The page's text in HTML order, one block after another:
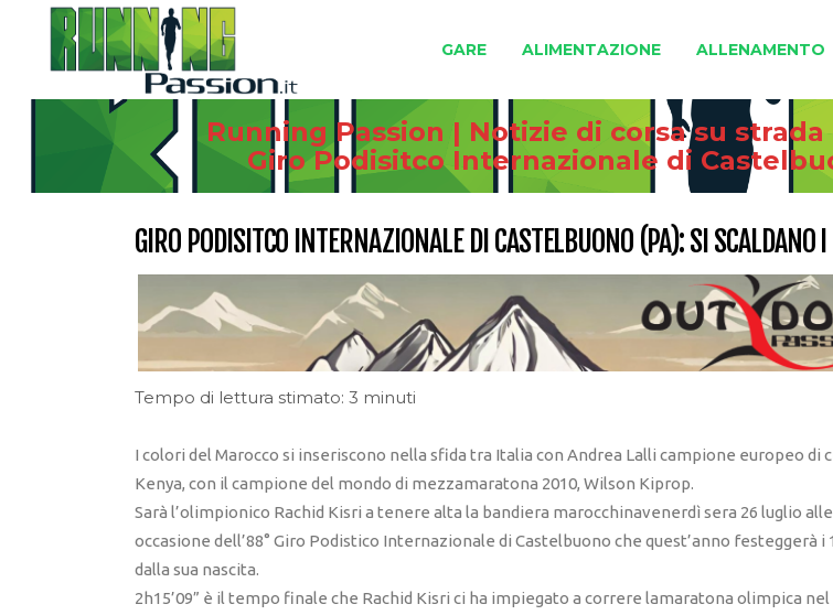
GARE ALIMENTAZIONE ALLENAMENTO
Running Passion | Notizie di corsa su
Giro Podisitco Internazionale di
GIRO PODISITCO INTERNAZIONALE DI CASTELBUONO (PA): SI SCALDANO I
Tempo di lettura stimato: 3 minuti
I colori del Marocco si inseriscono nella sfida tra Italia con Andrea Lalli campione europeo di
Kenya, con il campione del mondo di mezzamaratona 2010, Wilson Kiprop.
Sarà l’olimpionico Rachid Kisri a tenere alta la bandiera marocchinavenerdì sera 26 luglio
occasione dell’88° Giro Podistico Internazionale di Castelbuono che quest’anno festeggerà i
dalla sua nascita.
2h15’09” è il tempo finale che Rachid Kisri ci ha impiegato a correre lamaratona olimpica nel